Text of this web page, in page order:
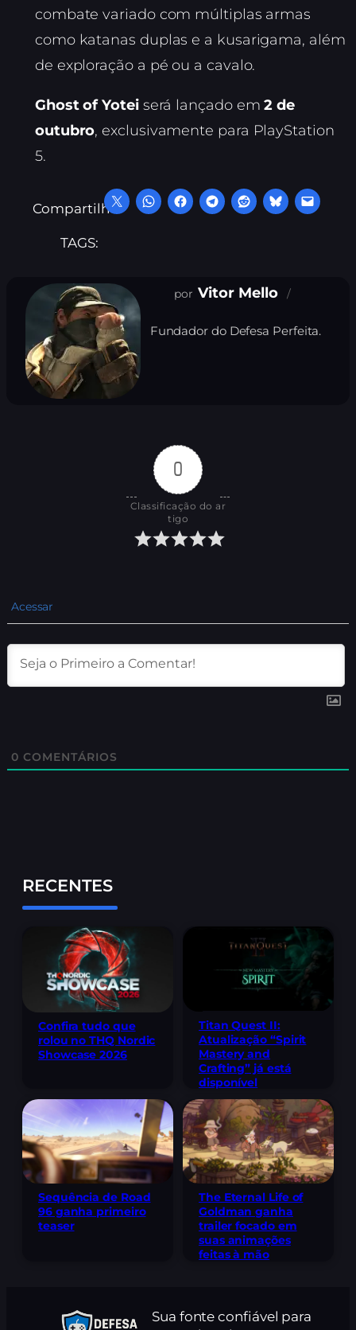
combate variado com múltiplas armas
como katanas duplas e a kusarigama, além
de exploração a pé ou a cavalo.
Ghost of Yoteiserá lançado em2 de
outubro, exclusivamente para PlayStation
5.
Compartilhe:
TAGS:
Vitor Mello
Fundador do Defesa Perfeita.
0
Classificação do ar
tigo
Acessar
0 COMENTÁRIOS
RECENTES
Confira tudo que
rolou no THQ Nordic
Showcase 2026
Titan Quest II:
Atualização “Spirit
Mastery and
Crafting” já está
disponível
Sequência de Road
96 ganha primeiro
teaser
The Eternal Life of
Goldman ganha
trailer focado em
suas animações
feitas à mão
Sua fonte confiável para